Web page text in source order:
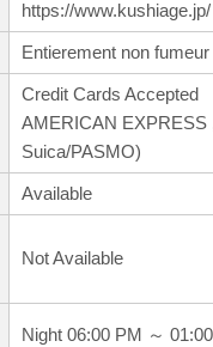
https://www.kushiage.jp/
Entierement non fumeur
Credit Cards
AMERICAN EXPRESS
Suica/PASMO)
Available
Not Available
Night 06:00 PM ～